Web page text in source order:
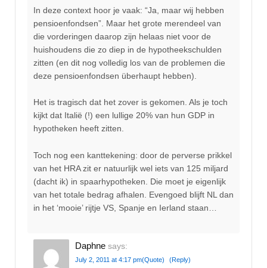
In deze context hoor je vaak: “Ja, maar wij hebben
pensioenfondsen”. Maar het grote merendeel van
die vorderingen daarop zijn helaas niet voor de
huishoudens die zo diep in de hypotheekschulden
zitten (en dit nog volledig los van de problemen die
deze pensioenfondsen überhaupt hebben).
Het is tragisch dat het zover is gekomen. Als je toch
kijkt dat Italië (!) een lullige 20% van hun GDP in
hypotheken heeft zitten.
Toch nog een kanttekening: door de perverse prikkel
van het HRA zit er natuurlijk wel iets van 125 miljard
(dacht ik) in spaarhypotheken. Die moet je eigenlijk
van het totale bedrag afhalen. Evengoed blijft NL dan
in het ‘mooie’ rijtje VS, Spanje en Ierland staan…
Daphne says:
July 2, 2011 at 4:17 pm(Quote) (Reply)